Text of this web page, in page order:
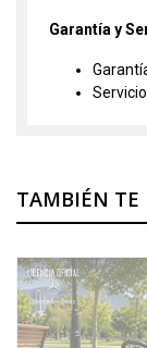
Garantía y
TAMBIÉN TE